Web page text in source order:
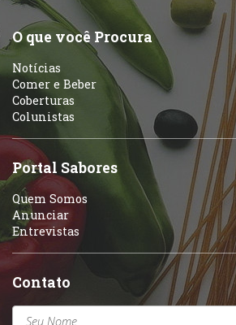
Pizzarias
Portuguesa
Self-service
Sobremesas e
Sobremesas e
Variados
O que você Procura
Notícias
Comer e Beber
Coberturas
Colunistas
Portal Sabores
Quem Somos
Anunciar
Entrevistas
Contato